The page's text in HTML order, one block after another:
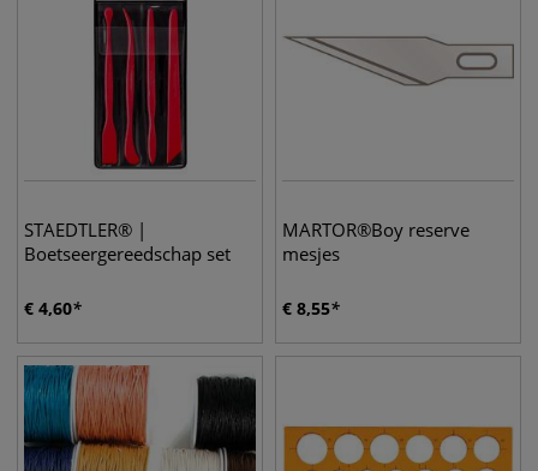
STAEDTLER® |
Boetseergereedschap set
€ 4,60
MARTOR®Boy reserve
mesjes
€ 8,55